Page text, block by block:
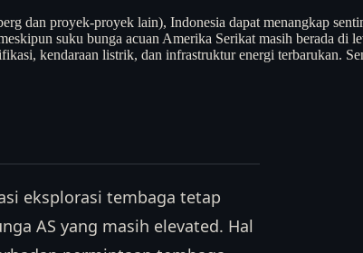
dan proyek-proyek lain), Indonesia dapat menangkap
suku bunga acuan Amerika Serikat masih berada di
kendaraan listrik, dan infrastruktur energi terbarukan.
eksplorasi tembaga tetap
AS yang masih elevated. Hal